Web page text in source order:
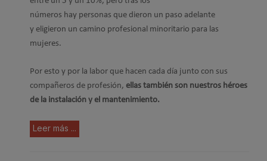
números hay personas que dieron un paso adelante
y eligieron un camino profesional minoritario para las
mujeres.
Por esto y por la labor que hacen cada día junto con sus
compañeros de profesión, ellas también son nuestros héroes
de la instalación y el mantenimiento.
Leer más ...